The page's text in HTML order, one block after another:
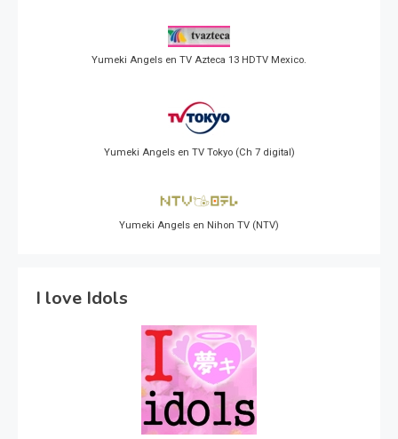
Yumeki Angels en TV Azteca 13 HDTV Mexico.
Yumeki Angels en TV Tokyo (Ch 7 digital)
Yumeki Angels en Nihon TV (NTV)
I love Idols